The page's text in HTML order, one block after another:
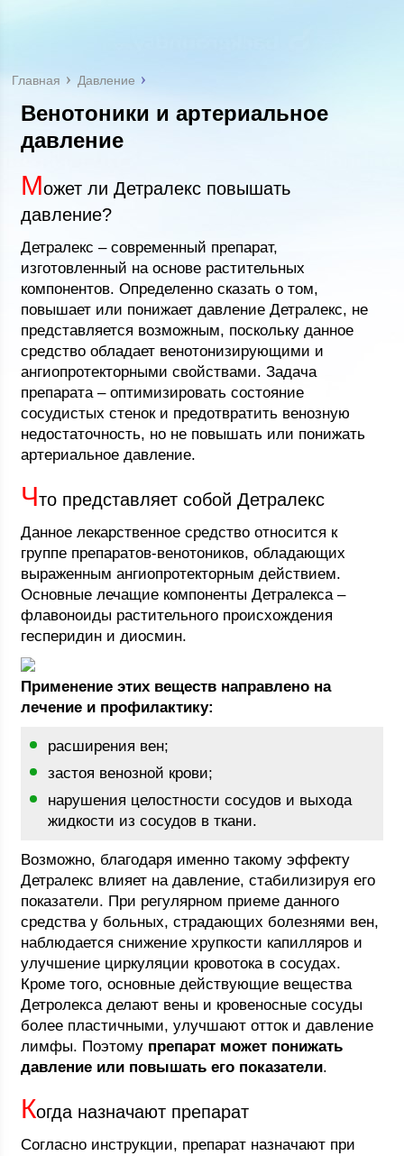
Главная Давление
Венотоники и артериальное
давление
Может ли Детралекс повышать
давление?
Детралекс – современный препарат,
изготовленный на основе растительных
компонентов. Определенно сказать о том,
повышает или понижает давление Детралекс, не
представляется возможным, поскольку данное
средство обладает венотонизирующими и
ангиопротекторными свойствами. Задача
препарата – оптимизировать состояние
сосудистых стенок и предотвратить венозную
недостаточность, но не повышать или понижать
артериальное давление.
Что представляет собой Детралекс
Данное лекарственное средство относится к
группе препаратов-венотоников, обладающих
выраженным ангиопротекторным действием.
Основные лечащие компоненты Детралекса –
флавоноиды растительного происхождения
гесперидин и диосмин.
Применение этих веществ направлено на
лечение и профилактику:
расширения вен;
застоя венозной крови;
нарушения целостности сосудов и выхода
жидкости из сосудов в ткани.
Возможно, благодаря именно такому эффекту
Детралекс влияет на давление, стабилизируя его
показатели. При регулярном приеме данного
средства у больных, страдающих болезнями вен,
наблюдается снижение хрупкости капилляров и
улучшение циркуляции кровотока в сосудах.
Кроме того, основные действующие вещества
Детролекса делают вены и кровеносные сосуды
более пластичными, улучшают отток и давление
лимфы. Поэтому препарат может понижать
давление или повышать его показатели.
Когда назначают препарат
Согласно инструкции, препарат назначают при